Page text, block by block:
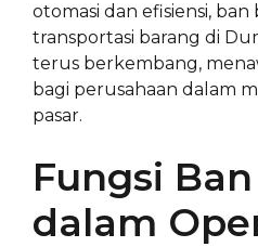
otomasi dan efisiensi,
transportasi barang di
terus berkembang,
bagi perusahaan dalam
pasar.
Fungsi
dalam